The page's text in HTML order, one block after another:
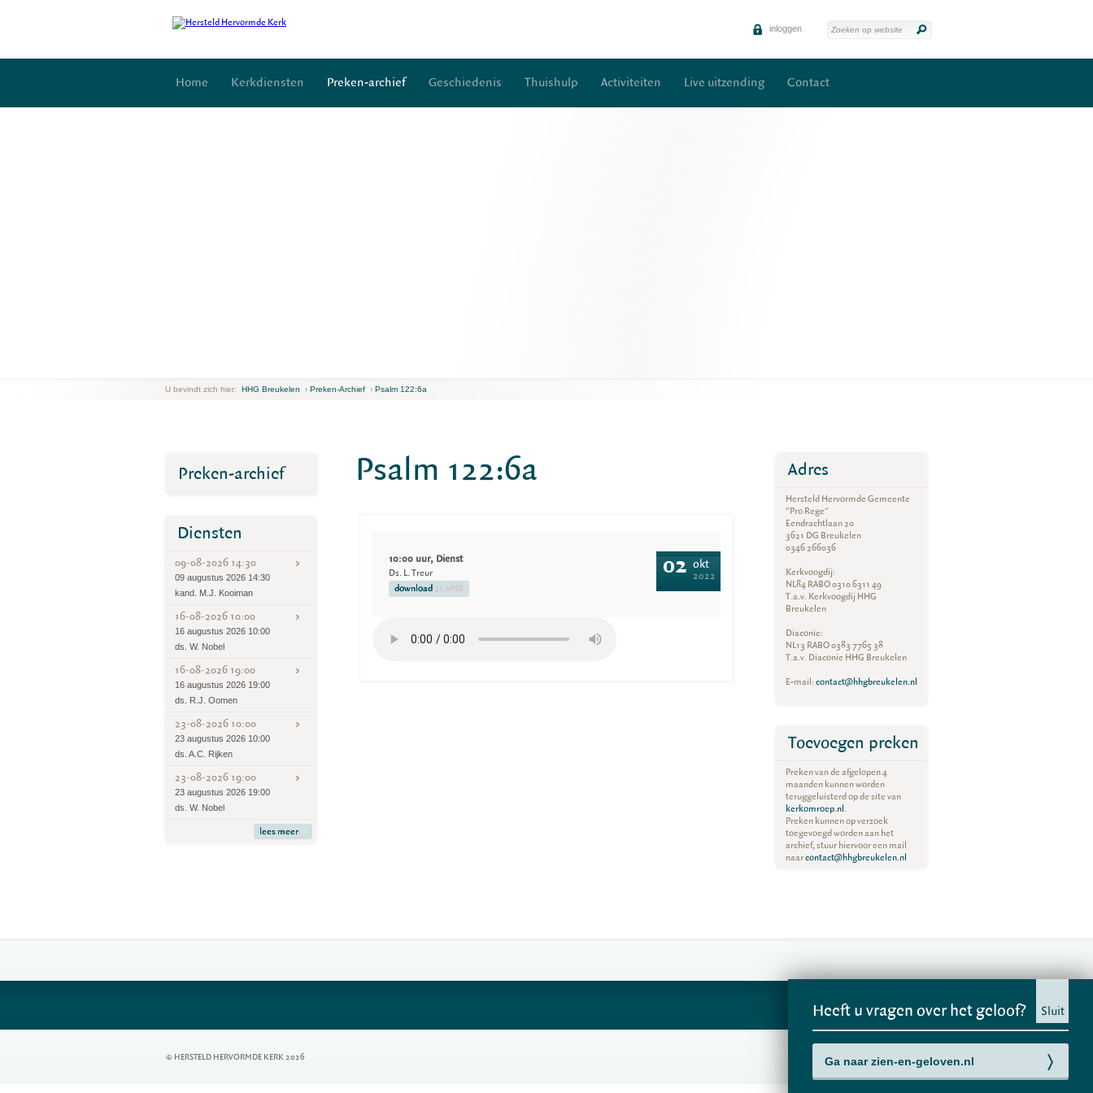
inloggen
Home Kerkdiensten Preken-archief Geschiedenis Thuishulp Activiteiten Live uitzending Contact
U bevindt zich hier: HHG Breukelen › Preken-Archief › Psalm 122:6a
Psalm 122:6a
10:00 uur, Dienst
Ds. L. Treur
download 21.0MB
02 okt
2022
Preken-archief
Diensten
09-08-2026 14:30
09 augustus 2026 14:30
kand. M.J. Kooiman
16-08-2026 10:00
16 augustus 2026 10:00
ds. W. Nobel
16-08-2026 19:00
16 augustus 2026 19:00
ds. R.J. Oomen
23-08-2026 10:00
23 augustus 2026 10:00
ds. A.C. Rijken
23-08-2026 19:00
23 augustus 2026 19:00
ds. W. Nobel
lees meer
Adres
Hersteld Hervormde Gemeente
"Pro Rege"
Eendrachtlaan 20
3621 DG Breukelen
0346 266036
Kerkvoogdij:
NL84 RABO 0310 6311 49
T.a.v. Kerkvoogdij HHG
Breukelen
Diaconie:
NL13 RABO 0383 7765 38
T.a.v. Diaconie HHG Breukelen
E-mail:contact@hhgbreukelen.nl
Toevoegen preken
Preken van de afgelopen 4
maanden kunnen worden
teruggeluisterd op de site van
kerkomroep.nl.
Preken kunnen op verzoek
toegevoegd worden aan het
archief, stuur hiervoor een mail
naarcontact@hhgbreukelen.nl
© HERSTELD HERVORMDE KERK 2026
Heeft u vragen over het geloof? Sluit
Ga naar zien-en-geloven.nl